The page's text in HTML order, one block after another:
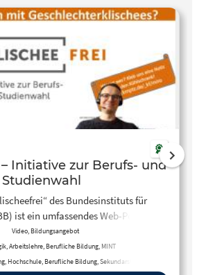
Initiative zur Berufs- und
Studienwahl
des Bundesinstituts für
ist ein umfassendes Web-Portal für
Berufs- und Studienwahl frei von
einsetzen. Sie bietet eine Vielzahl an
in Kitas, Grundschulen, der
Video, Bildungsangebot
Arbeitslehre, Berufliche Bildung, MINT
Hochschule, Berufliche Bildung, Sekundarstufe I,
Sekundarstufe II, Fortbildung